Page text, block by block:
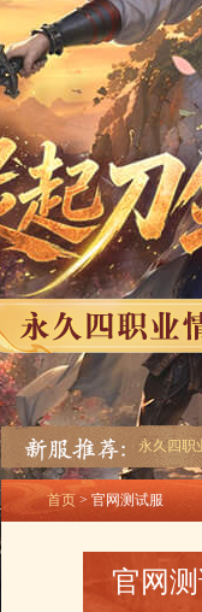
永久四职
首页 > 官网测试服
官网